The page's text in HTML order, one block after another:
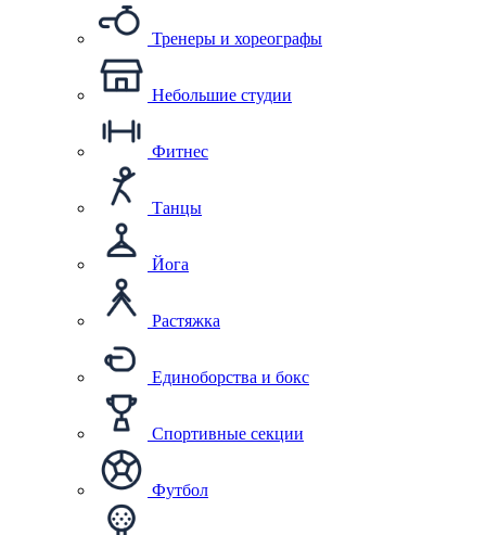
Тренеры и хореографы
Небольшие студии
Фитнес
Танцы
Йога
Растяжка
Единоборства и бокс
Спортивные секции
Футбол